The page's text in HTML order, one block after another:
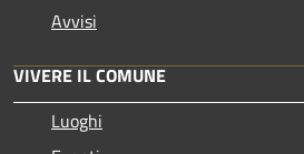
Avvisi
VIVERE IL COMUNE
Luoghi